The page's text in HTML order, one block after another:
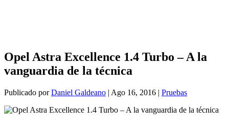
Opel Astra Excellence 1.4 Turbo – A la
vanguardia de la técnica
Publicado porDaniel Galdeano | Ago 16, 2016 | Pruebas